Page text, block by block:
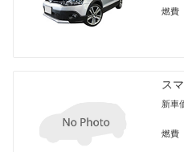
燃費
ス
新車
燃費